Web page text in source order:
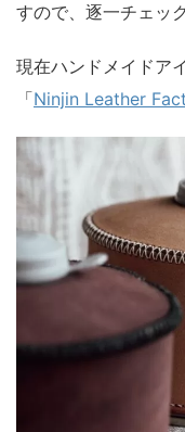
すので、逐一チェッ
現在ハンドメイドア
「Ninjin Leather